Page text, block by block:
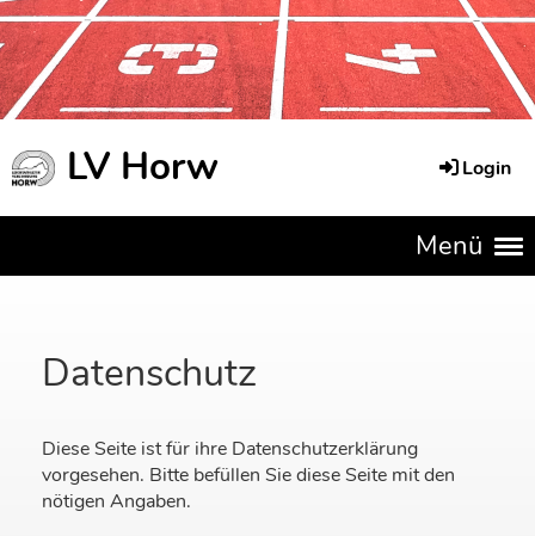
LV Horw Login
Menü
Datenschutz
Diese Seite ist für ihre Datenschutzerklärung
vorgesehen. Bitte befüllen Sie diese Seite mit den
nötigen Angaben.